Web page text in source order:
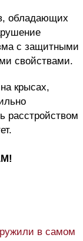
обладающих
с защитными
свойствами.
крысах,
расстройством
в самом